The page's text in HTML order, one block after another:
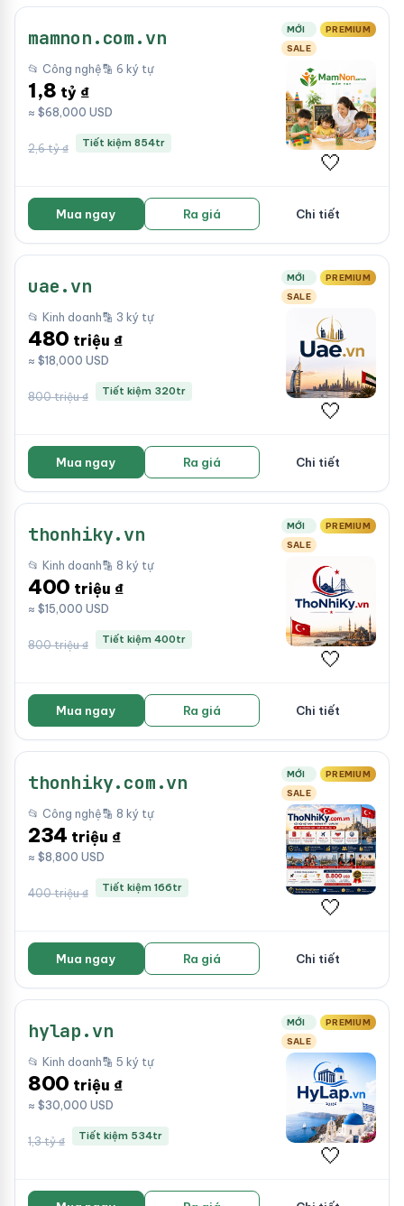
mamnon.com.vn MỚI
PREMIUM
SALE
📂 Công nghệ🔡 6 ký tự
1,8 tỷ ₫
≈ $68,000 USD
2,6 tỷ ₫ Tiết kiệm 854tr
🤍
Mua ngay Ra giá Chi tiết
uae.vn MỚI
PREMIUM
SALE
📂 Kinh doanh🔡 3 ký tự
480 triệu ₫
≈ $18,000 USD
800 triệu ₫ Tiết kiệm 320tr
🤍
Mua ngay Ra giá Chi tiết
thonhiky.vn MỚI
PREMIUM
SALE
📂 Kinh doanh🔡 8 ký tự
400 triệu ₫
≈ $15,000 USD
800 triệu ₫ Tiết kiệm 400tr
🤍
Mua ngay Ra giá Chi tiết
thonhiky.com.vn MỚI
PREMIUM
SALE
📂 Công nghệ🔡 8 ký tự
234 triệu ₫
≈ $8,800 USD
400 triệu ₫ Tiết kiệm 166tr
🤍
Mua ngay Ra giá Chi tiết
hylap.vn MỚI
PREMIUM
SALE
📂 Kinh doanh🔡 5 ký tự
800 triệu ₫
≈ $30,000 USD
1,3 tỷ ₫ Tiết kiệm 534tr
🤍